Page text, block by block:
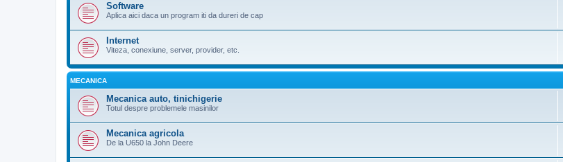
Software
Aplica aici daca un program iti da dureri de cap
Internet
Viteza, conexiune, server, provider, etc.
MECANICA
Mecanica auto, tinichigerie
Totul despre problemele masinilor
Mecanica agricola
De la U650 la John Deere